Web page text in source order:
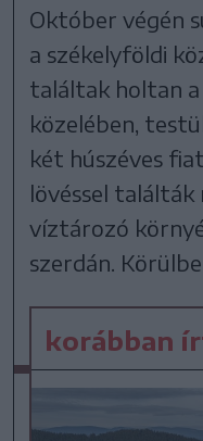
Október végén
a székelyföldi
találtak holtan
közelében,
két húszéves
lövéssel találták
víztározó
szerdán.
korábban